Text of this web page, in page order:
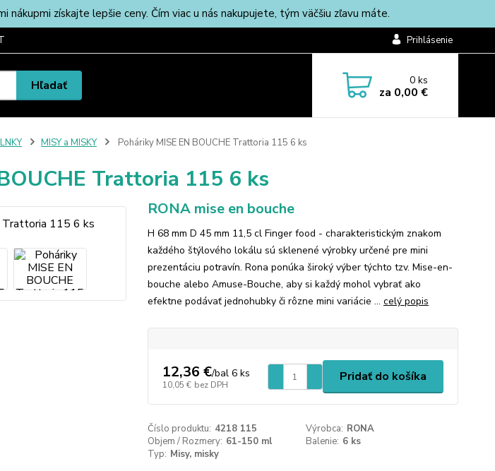
získajte lepšie ceny. Čím viac u nás nakupujete, tým väčšiu zľavu máte.
Prihlásenie
Hľadať 0ks
za 0,00 €
MISY a MISKY Poháriky MISE EN BOUCHE Trattoria 115 6 ks
Trattoria 115 6 ks
RONA mise en bouche
H 68 mm D 45 mm 11,5 cl Finger food - charakteristickým znakom
každého štýlového lokálu sú sklenené výrobky určené pre mini
prezentáciu potravín. Rona ponúka široký výber týchto tzv. Mise-en-
bouche alebo Amuse-Bouche, aby si každý mohol vybrať ako
efektne podávať jednohubky či rôzne mini variácie ... celý popis
12,36 €/bal 6 ks
10,05 € bez DPH
Pridať do košíka
Číslo produktu: 4218 115 Výrobca: RONA
Objem / Rozmery: 61-150 ml Balenie: 6 ks
Typ: Misy, misky